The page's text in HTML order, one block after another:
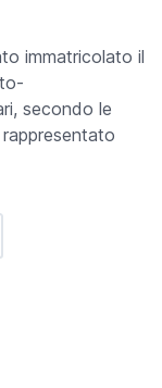
immatricolato il
secondo le